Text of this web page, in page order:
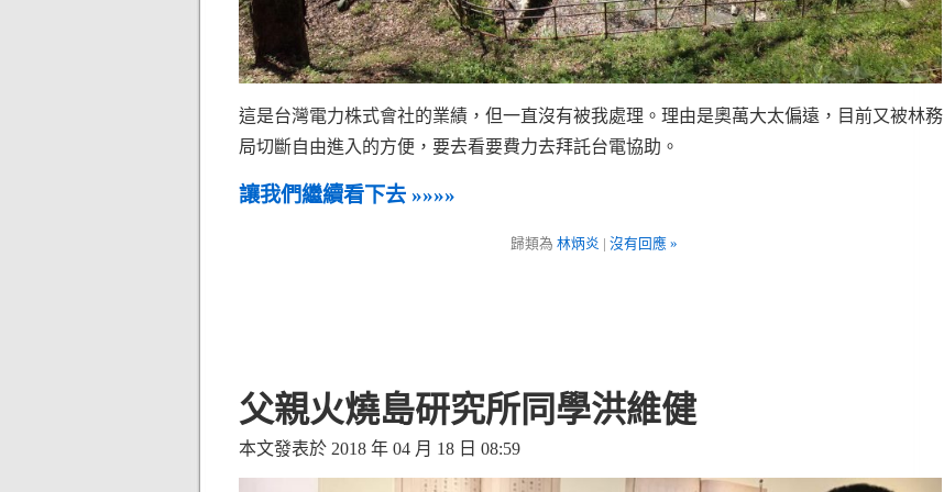
這是台灣電力株式會社的業績，但一直沒有被我處理。理由是奧萬大太偏遠，目前又被林務
局切斷自由進入的方便，要去看要費力去拜託台電協助。
讓我們繼續看下去 »»»»
歸類為 林炳炎 沒有回應 »
父親火燒島研究所同學洪維健
本文發表於 2018 年 04 月 18 日 08:59